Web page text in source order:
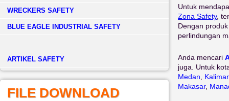
WRECKERS SAFETY
BLUE EAGLE INDUSTRIAL SAFETY
­ARTIKEL SAFETY
FILE DOWNLOAD
Untuk
Zona Safety,
Dengan
perlindungan
Anda mencari
juga. Untuk
Medan
Makasar,